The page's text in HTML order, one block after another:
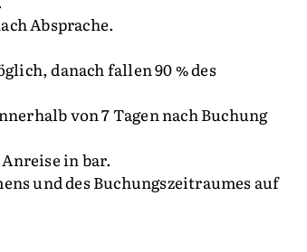
Absprache.
danach fallen 90 % des
von 7 Tagen nach Buchung
in bar.
und des Buchungszeitraumes auf